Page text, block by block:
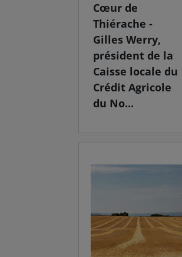
Cœur de
Thiérache -
Gilles Werry,
président de la
Caisse locale du
Crédit Agricole
du No...